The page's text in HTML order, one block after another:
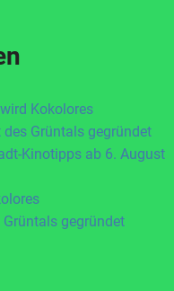
Kokolores
Grüntals gegründet
Kinotipps ab 6. August
gegründet